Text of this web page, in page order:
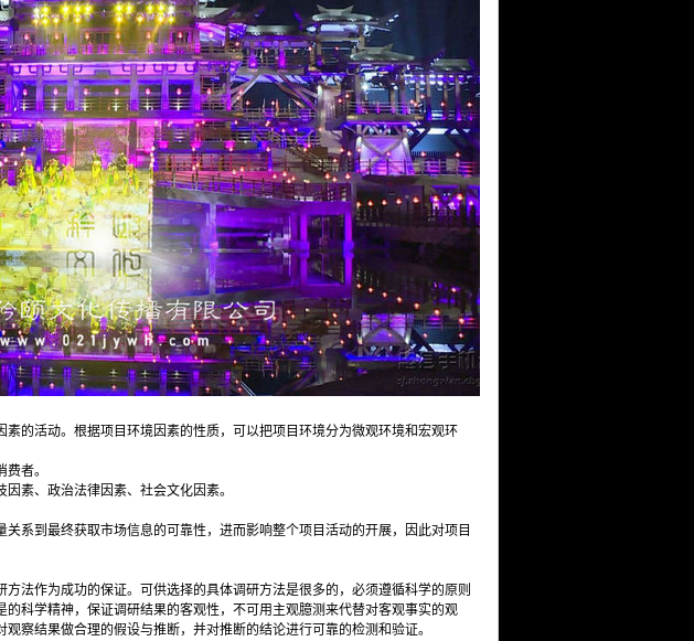
的活动。根据项目环境因素的性质，可以把项目环境分为微观环境和宏观环
者。
素、政治法律因素、社会文化因素。
系到最终获取市场信息的可靠性，进而影响整个项目活动的开展，因此对项目
法作为成功的保证。可供选择的具体调研方法是很多的，必须遵循科学的原则
科学精神，保证调研结果的客观性，不可用主观臆测来代替对客观事实的观
察结果做合理的假设与推断，并对推断的结论进行可靠的检测和验证。